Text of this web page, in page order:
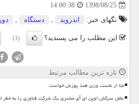
1398/08/25
14:00:38
تگهای خبر:
اندروید , دستگاه ,
این مطلب را می پسندید؟ (1)
تازه ترین مطالب مرتبط
متا از نخست وزیر هند پوزش خواست
عامل سرکش اوپن ای آی مشتری یک شرکت فناوری را به خطر